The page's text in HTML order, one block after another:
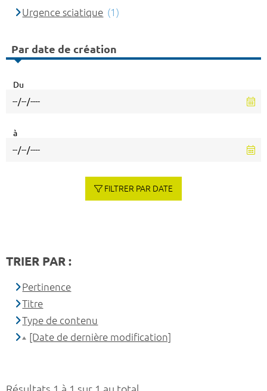
Urgence sciatique (1)
Par date de création
Du
à
FILTRER PAR DATE
TRIER PAR :
Pertinence
Titre
Type de contenu
[Date de dernière modification]